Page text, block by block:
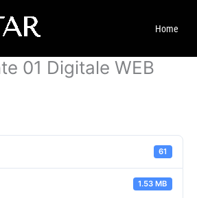
Home
01 Digitale WEB
61
1.53 MB